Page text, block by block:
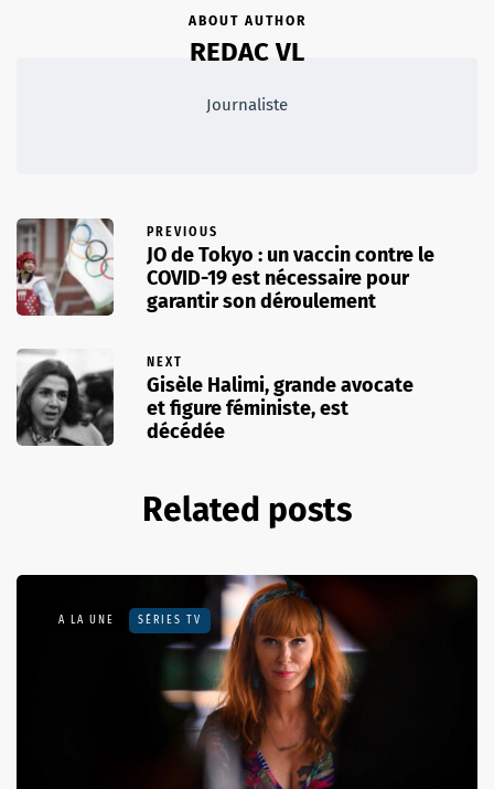
ABOUT AUTHOR
REDAC VL
Journaliste
PREVIOUS
JO de Tokyo : un vaccin contre le
COVID-19 est nécessaire pour
garantir son déroulement
NEXT
Gisèle Halimi, grande avocate
et figure féministe, est
décédée
Related posts
A LA UNE SÉRIES TV